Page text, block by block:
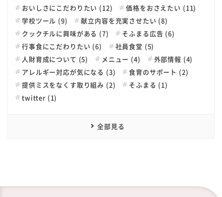
おいしさにこだわりたい (12)
価格をおさえたい (11)
学校ツール (9)
献立内容を充実させたい (8)
クックチルに興味がある (7)
そふまる広告 (6)
行事食にこだわりたい (6)
社員食堂 (5)
人財育成について (5)
メニュー (4)
外部情報 (4)
アレルギー対応が気になる (3)
食育のサポート (2)
提供ミスをなくす取り組み (2)
そふまる (1)
twitter (1)
全部見る